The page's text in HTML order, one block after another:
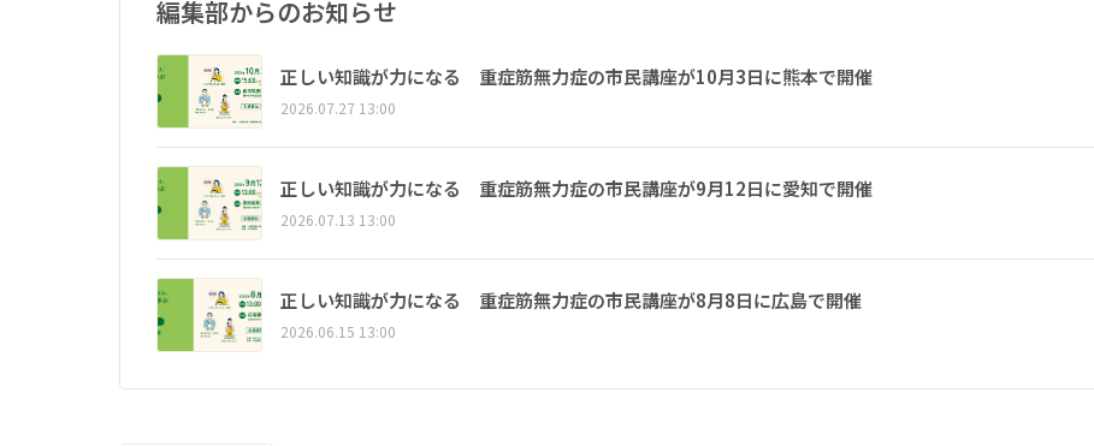
編集部からのお知らせ
正しい知識が力になる 重症筋無力症の市民講座が10月3日に熊本で開催
2026.07.27 13:00
正しい知識が力になる 重症筋無力症の市民講座が9月12日に愛知で開催
2026.07.13 13:00
正しい知識が力になる 重症筋無力症の市民講座が8月8日に広島で開催
2026.06.15 13:00